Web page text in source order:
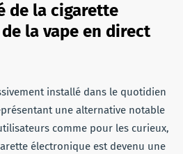
de la cigarette
la vape en direct
installé dans le quotidien
une alternative notable
comme pour les curieux,
électronique est devenu une